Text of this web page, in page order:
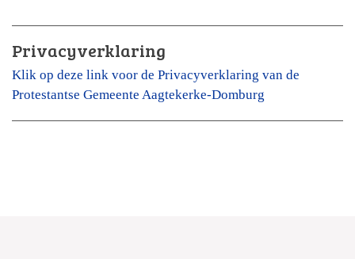
Privacyverklaring
Klik op deze link voor de Privacyverklaring van de
Protestantse Gemeente Aagtekerke-Domburg